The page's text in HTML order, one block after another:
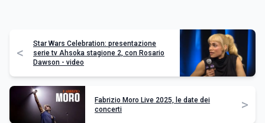
<
Star Wars Celebration: presentazione
serie tv Ahsoka stagione 2, con Rosario
Dawson - video
Fabrizio Moro Live 2025, le date dei
concerti
>